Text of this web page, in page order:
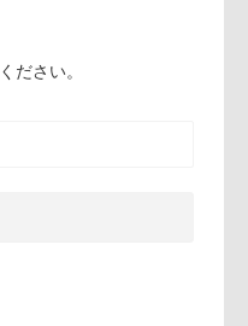
ださい。